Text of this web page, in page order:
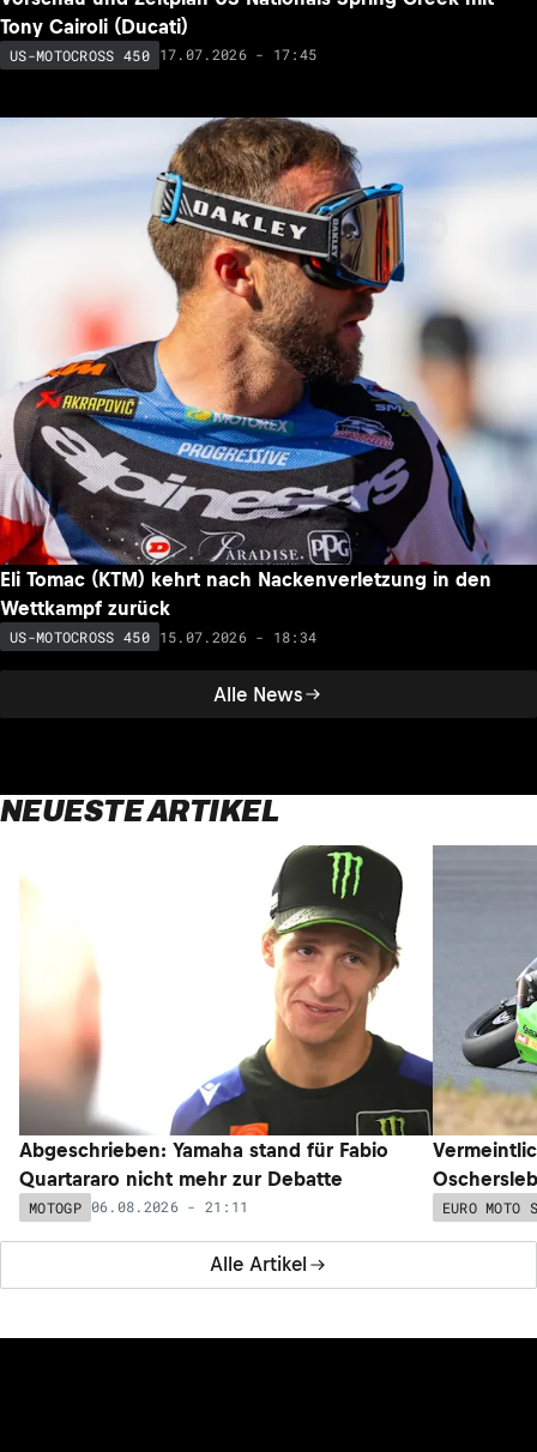
Alle News
Tony Cairoli (Ducati)
US-MOTOCROSS 450 17.07.2026 - 17:45
Eli Tomac (KTM) kehrt nach Nackenverletzung in den
Wettkampf zurück
US-MOTOCROSS 450 15.07.2026 - 18:34
NEUESTE ARTIKEL
Alle Artikel
Abgeschrieben: Yamaha stand für Fabio
Quartararo nicht mehr zur Debatte
MOTOGP 06.08.2026 - 21:11 EURO MOTO